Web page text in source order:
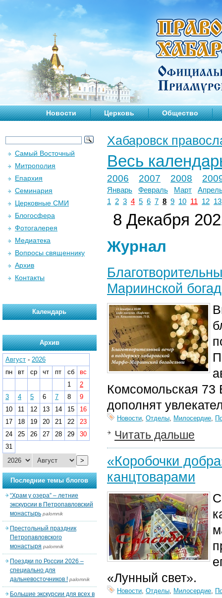
Новости Церковь Общество
Хабаровск
Весь
2006 2007 2008
Январь Февраль Март
1
2 3 4 5 6 7 8 9 10 11 12 13
8 Декабря
Журнал
Мариинской
Комсомольская 73
дополнят
Новости, Отделы, Милосердие,
Читать дальше
«Коробочки
канцтоварами
«Лунный свет».
Новости, Отделы, Милосердие,
Самый Восточный
Митрополия
Епархия
Семинария
Церковные СМИ
Блогосфера
Фотогалерея
Медиатека
Вопросы священнику
Архив
Контакты
Календарь
Архив
Август - 2026
пн
вт ср чт пт сб
вс
1
2
3
4 5 6 7 8
9
10
11 12 13 14 15
16
17
18 19 20 21 22
23
24
25 26 27 28 29
30
31
>
Последние темы блогов
“Храм у озера” – летние
экскурсии в Петропавловский
монастырь palomnik
Престольный праздник
Петропавловского
монастыря palomnik
Поездки по России 2026 –
специально для
дальневосточников ! palomnik
Большие экскурсии для всех в